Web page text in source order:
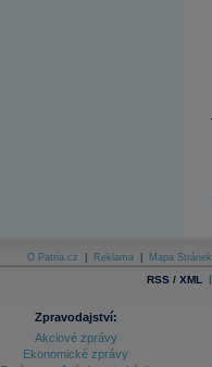
O Patria.cz Reklama Mapa Stránek
RSS / XML |
Zpravodajství:
Akciové zprávy
Ekonomické zprávy